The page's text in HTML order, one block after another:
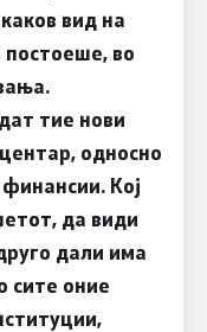
вид на
постоеше, во
тие нови
односно
Кој
да види
дали има
сите оние